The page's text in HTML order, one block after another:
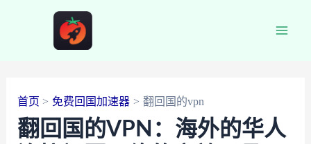
首页 免费回国加速器 翻回国的vpn
翻回国的VPN：海外的华人